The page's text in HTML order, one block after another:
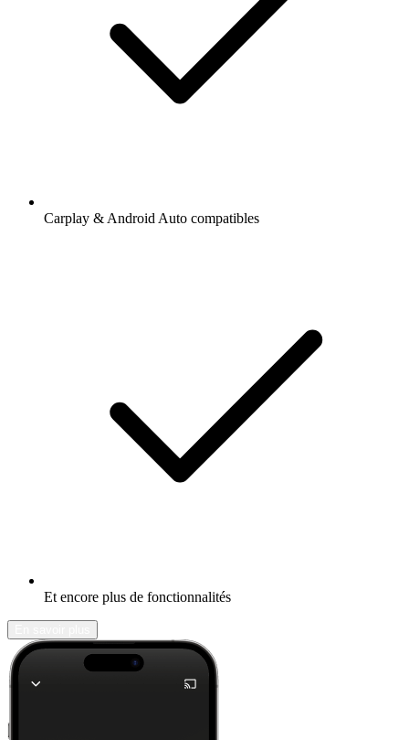
Carplay & Android Auto compatibles
Et encore plus de fonctionnalités